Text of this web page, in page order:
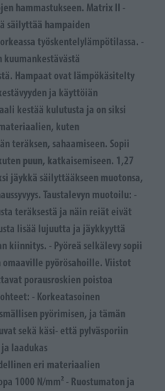
hammastukseen. Matrix II -
säilyttää hampaiden
työskentelylämpötilassa. -
Hampaat ovat lämpökäsitelty
ja käyttöiän
kestää kulutusta ja on siksi
kuten
teräksen, sahaamiseen. Sopii
puun, katkaisemiseen. 1,27
jäykkä säilyttääkseen muotonsa,
Taustalevyn muotoilu: -
teräksestä ja näin reiät eivät
lisää lujuutta ja jäykkyyttä
kiinnitys. - Pyöreä selkälevy sopii
pyörösahoille. Viistot
porausroskien poistoa
- Korkeatasoinen
pyörimisen, ja tämän
sekä käsi- että pylväsporiin
laadukas
eri materiaalien
1000 N/mm² - Ruostumaton ja